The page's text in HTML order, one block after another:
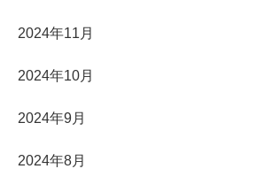
2024年11月
2024年10月
2024年9月
2024年8月